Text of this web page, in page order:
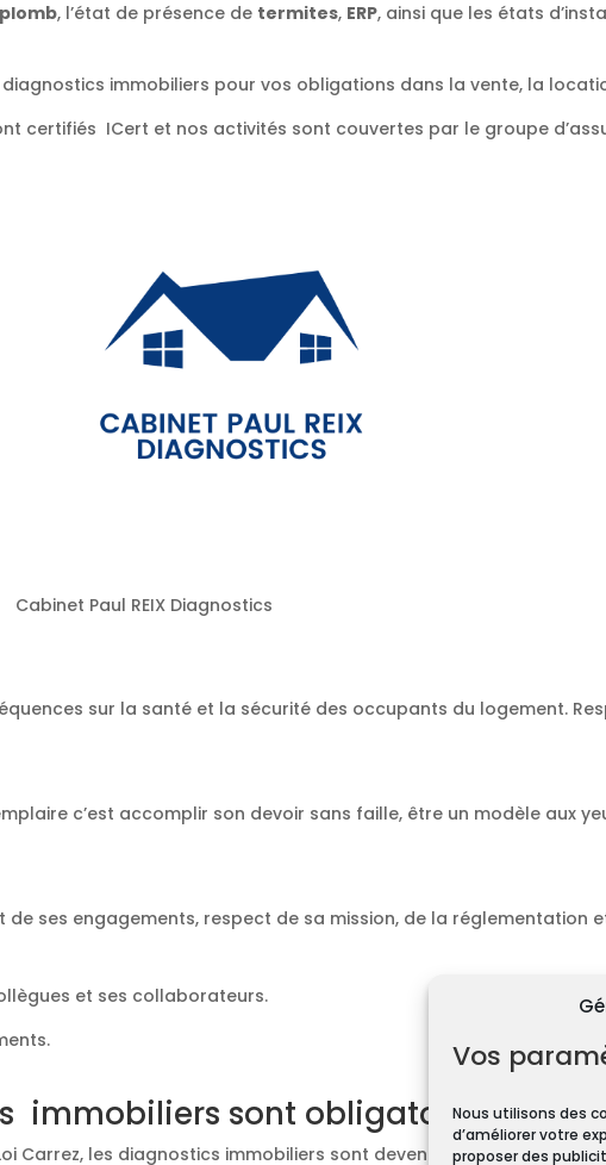
Vos
Nous utilisons des
d’améliorer votre
proposer des
plomb, l’état de présence de termites, ERP, ainsi que les états
immobiliers pour vos obligations dans la vente, la
certifiés ICert et nos activités sont couvertes par le groupe
Cabinet Paul REIX Diagnostics
sur la santé et la sécurité des occupants du logement.
c’est accomplir son devoir sans faille, être un modèle aux
ses engagements, respect de sa mission, de la réglementation
et ses collaborateurs.
immobiliers sont obligatoires ?
Carrez, les diagnostics immobiliers sont devenus obligatoires